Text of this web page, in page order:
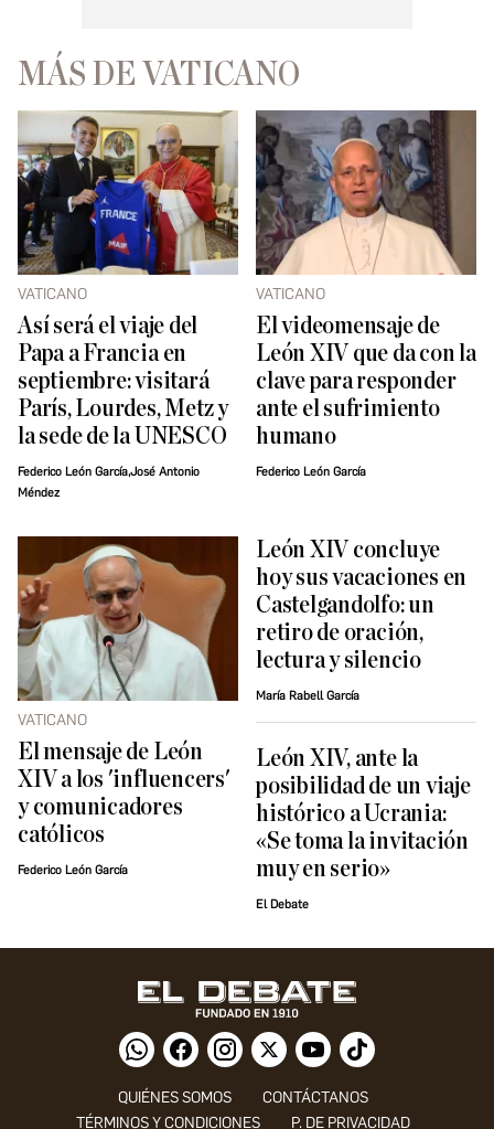
MÁS DE VATICANO
VATICANO
Así será el viaje del
Papa a Francia en
septiembre: visitará
París, Lourdes, Metz y
la sede de la UNESCO
Federico León García,José Antonio
Méndez
VATICANO
El videomensaje de
León XIV que da con la
clave para responder
ante el sufrimiento
humano
Federico León García
VATICANO
El mensaje de León
XIV a los 'influencers'
y comunicadores
católicos
Federico León García
León XIV concluye
hoy sus vacaciones en
Castelgandolfo: un
retiro de oración,
lectura y silencio
María Rabell García
León XIV, ante la
posibilidad de un viaje
histórico a Ucrania:
«Se toma la invitación
muy en serio»
El Debate
QUIÉNES SOMOS
CONTÁCTANOS
TÉRMINOS Y CONDICIONES
P. DE PRIVACIDAD